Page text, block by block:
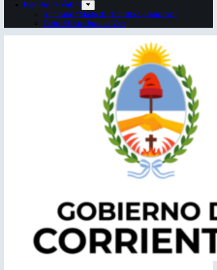
Espacios escénicos
Anfiteatro “Mario del Tránsito Cocomarola”
Teatro Oficial Juan de Vera